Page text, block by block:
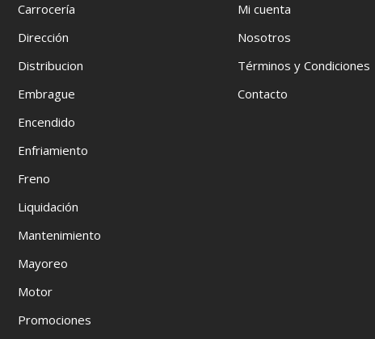
Carrocería
Dirección
Distribucion
Embrague
Encendido
Enfriamiento
Freno
Liquidación
Mantenimiento
Mayoreo
Motor
Promociones
Mi cuenta
Nosotros
Términos y Condiciones
Contacto